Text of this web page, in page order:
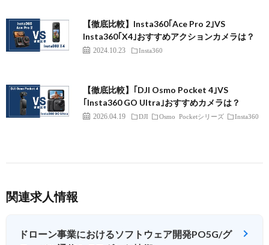
【徹底比較】Insta360｢Ace Pro 2｣VS
Insta360｢X4｣おすすめアクションカメラは？
2024.10.23 Insta360
【徹底比較】｢DJI Osmo Pocket 4｣VS
｢Insta360 GO Ultra｣おすすめカメラは？
2026.04.19 DJI Osmo Pocketシリーズ Insta360
関連求人情報
ドローン事業におけるソフトウェア開発PO5G/グ